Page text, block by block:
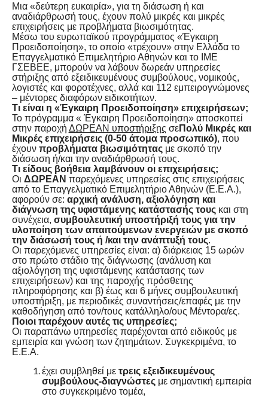
Μια «δεύτερη ευκαιρία», για τη διάσωση ή και
αναδιάρθρωσή τους, έχουν πολύ μικρές και μικρές
επιχειρήσεις με προβλήματα βιωσιμότητας.
Μέσω του ευρωπαϊκού προγράμματος «Έγκαιρη
Προειδοποίηση», το οποίο «τρέχουν» στην Ελλάδα το
Επαγγελματικό Επιμελητήριο Αθηνών και το ΙΜΕ
ΓΣΕΒΕΕ, μπορούν να λάβουν δωρεάν υπηρεσίες
στήριξης από εξειδικευμένους συμβούλους, νομικούς,
λογιστές και φοροτέχνες, αλλά και 112 εμπειρογνώμονες
– μέντορες διαφόρων ειδικοτήτων.
Τι είναι η «Έγκαιρη Προειδοποίηση» επιχειρήσεων;
Το πρόγραμμα « Έγκαιρη Προειδοποίηση» αποσκοπεί
στην παροχή ΔΩΡΕΑΝ υποστήριξης σεΠολύ Μικρές και
Μικρές επιχειρήσεις (0-50 άτομα προσωπικό), που
έχουν προβλήματα βιωσιμότηταςμε σκοπό την
διάσωση ή/και την αναδιάρθρωσή τους.
Τι είδους βοήθεια λαμβάνουν οι επιχειρήσεις;
Οι ΔΩΡΕΑΝ παρεχόμενες υπηρεσίες στις επιχειρήσεις
από το Επαγγελματικό Επιμελητήριο Αθηνών (Ε.Ε.Α.),
αφορούν σε: αρχική ανάλυση, αξιολόγηση και
διάγνωση της υφιστάμενης κατάστασής τουςκαι στη
συνέχεια, συμβουλευτική υποστήριξή τους για την
υλοποίηση των απαιτούμενων ενεργειών με σκοπό
την διάσωσή τους ή /και την ανάπτυξή τους.
Οι παρεχόμενες υπηρεσίες είναι: α) διάρκειας 15 ωρών
στο πρώτο στάδιο της διάγνωσης (ανάλυση και
αξιολόγηση της υφιστάμενης κατάστασης των
επιχειρήσεων) και της παροχής πρόσθετης
πληροφόρησης και β) έως και 6 μήνες συμβουλευτική
υποστήριξη, με περιοδικές συναντήσεις/επαφές με την
καθοδήγηση από τον/τους κατάλληλο/ους Μέντορα/ες.
Ποιοι παρέχουν αυτές τις υπηρεσίες;
Οι παραπάνω υπηρεσίες παρέχονται από ειδικούς με
εμπειρία και γνώση των ζητημάτων. Συγκεκριμένα, το
Ε.Ε.Α.
έχει συμβληθεί με τρεις εξειδικευμένους
συμβούλους-διαγνώστεςμε σημαντική εμπειρία
στο συγκεκριμένο τομέα,